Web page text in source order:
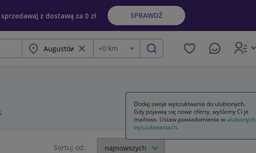
z dostawą za 0 zł SPRAWDŹ
Miasto Wyczyść frazę
Odległość
+0 km szukaj
Sortuj od:
Dodaj swoje wyszukiwania do ulubionych.
Gdy pojawią się nowe oferty, wyślemy Ci je
mailowo. Ustaw powiadomienia w ulubionych
wyszukiwaniach.